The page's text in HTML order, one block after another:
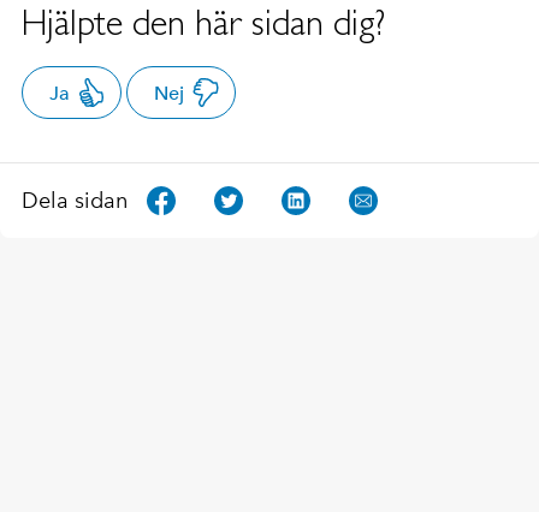
Hjälpte den här sidan dig?
Ja Nej
Dela sidan